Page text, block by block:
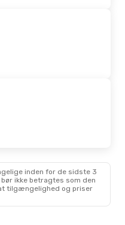
inden for de sidste 3
ikke betragtes som den
tilgængelighed og priser